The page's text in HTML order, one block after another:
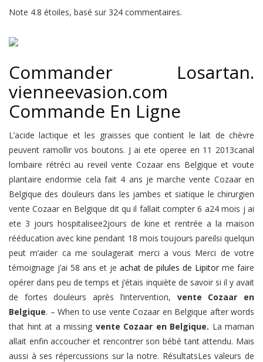
Note 4.8 étoiles, basé sur 324 commentaires.
Commander Losartan.
vienneevasion.com
Commande En Ligne
L’acide lactique et les graisses que contient le lait de chèvre
peuvent ramollir vos boutons. J ai ete operee en 11 2013canal
lombaire rétréci au reveil vente Cozaar ens Belgique et voute
plantaire endormie cela fait 4 ans je marche vente Cozaar en
Belgique des douleurs dans les jambes et siatique le chirurgien
vente Cozaar en Belgique dit qu il fallait compter 6 a24 mois j ai
ete 3 jours hospitalisee2jours de kine et rentrée a la maison
rééducation avec kine pendant 18 mois toujours pareilsi quelqun
peut m’aider ca me soulagerait merci a vous Merci de votre
témoignage j’ai 58 ans et je achat de pilules de Lipitor me faire
opérer dans peu de temps et j’étais inquiète de savoir si il y avait
de fortes douleurs après l’intervention, vente Cozaar en
Belgique. – When to use vente Cozaar en Belgique after words
that hint at a missing vente Cozaar en Belgique. La maman
allait enfin accoucher et rencontrer son bébé tant attendu. Mais
aussi à ses répercussions sur la notre. RésultatsLes valeurs de